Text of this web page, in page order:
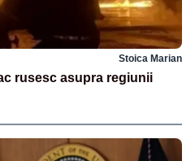
Stoica Marian
rusesc asupra regiunii